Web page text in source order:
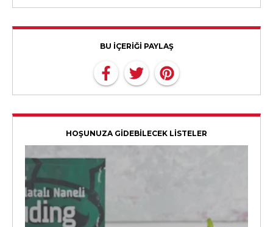
BU İÇERİĞİ PAYLAŞ
HOŞUNUZA GİDEBİLECEK LİSTELER